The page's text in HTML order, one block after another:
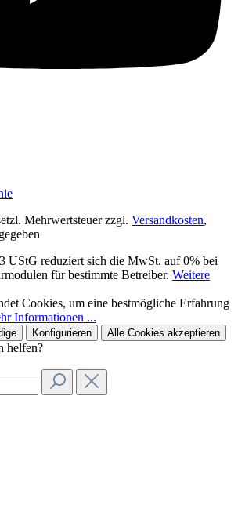
Mehrwertsteuer zzgl. Versandkosten,
UStG reduziert sich die MwSt. auf 0% bei
für bestimmte Betreiber. Weitere
Cookies, um eine bestmögliche Erfahrung
Informationen ...
Konfigurieren Alle Cookies akzeptieren
helfen?